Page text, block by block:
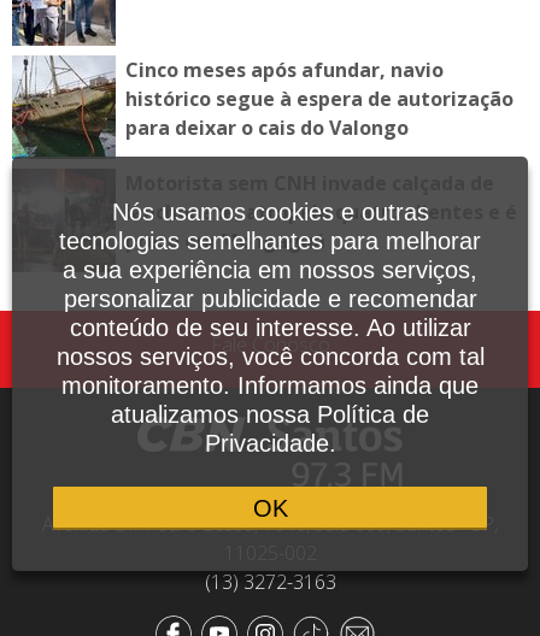
Cinco meses após afundar, navio
histórico segue à espera de autorização
para deixar o cais do Valongo
lanchonete, atropela quatro clientes e é
preso em Mongaguá
Fale Conosco
Avenida Dr. Pedro Lessa, 1640, sala 809, Santos - SP,
(13) 3272-3163
Nós usamos cookies e outras
tecnologias semelhantes para melhorar
a sua experiência em nossos serviços,
personalizar publicidade e recomendar
conteúdo de seu interesse. Ao utilizar
nossos serviços, você concorda com tal
monitoramento. Informamos ainda que
atualizamos nossa Política de
Privacidade.
OK